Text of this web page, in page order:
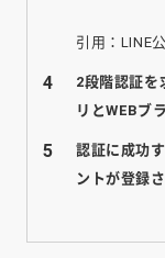
引用：LINE
2段階認証を
リとWEBブ
認証に成功
ントが登録